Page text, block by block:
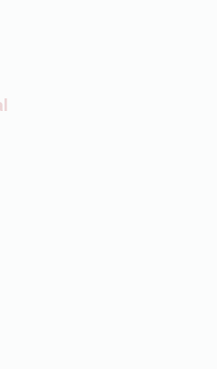
externen Link)
externen Link)
(Öffnet externen Link)
(Öffnet externen Link)
Spotify (Öffnet externen Link)